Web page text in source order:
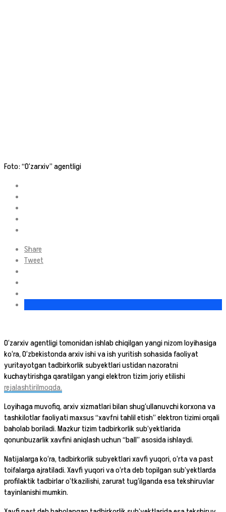
Foto: “O‘zarxiv” agentligi
Share
Tweet
O‘zarxiv agentligi tomonidan ishlab chiqilgan yangi nizom loyihasiga
ko‘ra, O‘zbekistonda arxiv ishi va ish yuritish sohasida faoliyat
yuritayotgan tadbirkorlik subyektlari ustidan nazoratni
kuchaytirishga qaratilgan yangi elektron tizim joriy etilishi
rejalashtirilmoqda.
Loyihaga muvofiq, arxiv xizmatlari bilan shug‘ullanuvchi korxona va
tashkilotlar faoliyati maxsus “xavfni tahlil etish” elektron tizimi orqali
baholab boriladi. Mazkur tizim tadbirkorlik sub’yektlarida
qonunbuzarlik xavfini aniqlash uchun “ball” asosida ishlaydi.
Natijalarga ko‘ra, tadbirkorlik subyektlari xavfi yuqori, o‘rta va past
toifalarga ajratiladi. Xavfi yuqori va o‘rta deb topilgan sub’yektlarda
profilaktik tadbirlar o‘tkazilishi, zarurat tug‘ilganda esa tekshiruvlar
tayinlanishi mumkin.